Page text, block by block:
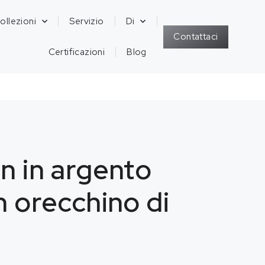
Servizio Di
Certificazioni Blog
Contattaci
in argento
orecchino di